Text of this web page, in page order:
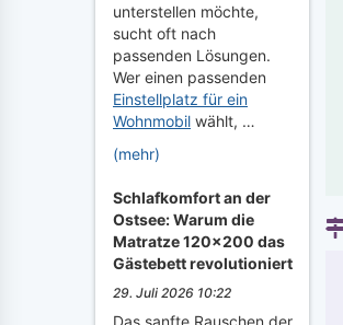
unterstellen möchte,
sucht oft nach
passenden Lösungen.
Wer einen passenden
Einstellplatz für ein
Wohnmobil wählt, …
(mehr)
Schlafkomfort an der
Ostsee: Warum die
Matratze 120x200 das
Gästebett revolutioniert
29. Juli 2026 10:22
Das sanfte Rauschen der